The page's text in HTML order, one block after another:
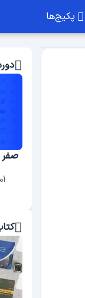
پکیج‌ها
صفر